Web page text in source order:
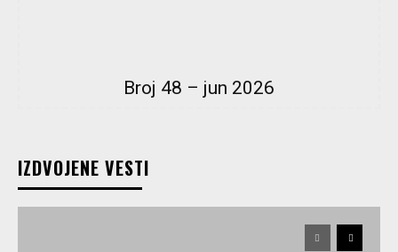
Broj 48 – jun 2026
IZDVOJENE VESTI